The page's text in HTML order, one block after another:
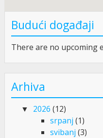
Budući događaji
There are no upcoming
Arhiva
2026 (12)
srpanj (1)
svibanj (3)